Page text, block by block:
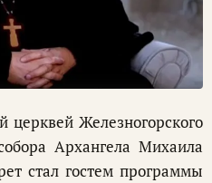
церквей Железногорского
Архангела Михаила
стал гостем программы